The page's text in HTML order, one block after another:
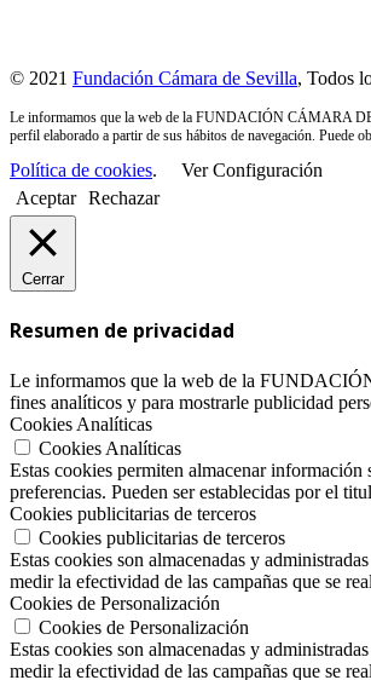
© 2021 Fundación Cámara de Sevilla, Todos
Le informamos que la web de la FUNDACIÓN CÁMARA DE
perfil elaborado a partir de sus hábitos de navegación. Puede
Política de cookies.
Ver Configuración
Aceptar Rechazar
Cerrar
Resumen de privacidad
Le informamos que la web de la
fines analíticos y para mostrarle publicidad
Cookies Analíticas
Cookies Analíticas
Estas cookies permiten almacenar
preferencias. Pueden ser establecidas por el
Cookies publicitarias de terceros
Cookies publicitarias de terceros
Estas cookies son almacenadas y
medir la efectividad de las campañas que se
Cookies de Personalización
Cookies de Personalización
Estas cookies son almacenadas y
medir la efectividad de las campañas que se